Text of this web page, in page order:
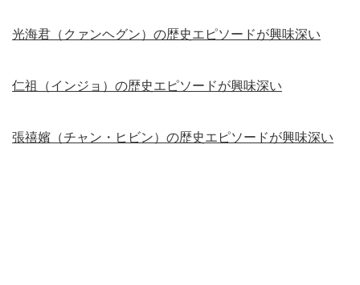
光海君（クァンヘグン）の歴史エピソードが興味深い
仁祖（インジョ）の歴史エピソードが興味深い
張禧嬪（チャン・ヒビン）の歴史エピソードが興味深い